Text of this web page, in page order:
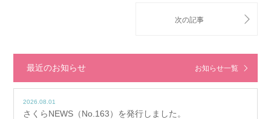
最近のお知らせ お知らせ一覧
2026.08.01
さくらNEWS（No.163）を発行しました。